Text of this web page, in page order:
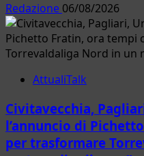
Redazione 06/08/2026
AttualiTalk
Civitavecchia,
l’annuncio di
per trasformare